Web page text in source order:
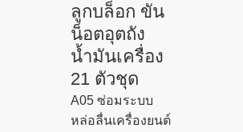
ลูกบล็อก ขัน
น็อตอุตถัง
น้ำมันเครื่อง
21 ตัวชุด
A05 ซ่อมระบบ
หล่อลื่นเครื่องยนต์